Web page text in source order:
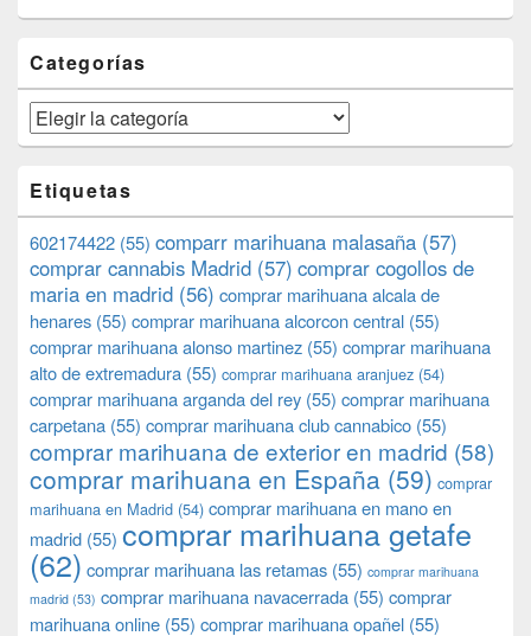
Categorías
Categorías
Etiquetas
602174422 (55) comparr marihuana malasaña (57)
comprar cannabis Madrid (57) comprar cogollos de
maria en madrid (56) comprar marihuana alcala de
henares (55) comprar marihuana alcorcon central (55)
comprar marihuana alonso martinez (55) comprar marihuana
alto de extremadura (55) comprar marihuana aranjuez (54)
comprar marihuana arganda del rey (55) comprar marihuana
carpetana (55) comprar marihuana club cannabico (55)
comprar marihuana de exterior en madrid (58)
comprar marihuana en España (59) comprar
marihuana en Madrid (54) comprar marihuana en mano en
madrid (55) comprar marihuana getafe
(62) comprar marihuana las retamas (55) comprar marihuana
madrid (53) comprar marihuana navacerrada (55) comprar
marihuana online (55) comprar marihuana opañel (55)